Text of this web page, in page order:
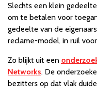
Slechts een klein
om te betalen voor
gedeelte van de
reclame-model, in ruil
Zo blijkt uit een
Networks. De
bezitters op dat vlak